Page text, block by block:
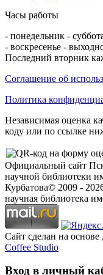
Часы работы
- понедельник -
- воскресенье -
Последний вторник
Соглашение об
Политика
Независимая оценка
коду или по ссылке
Официальный сайт
научной библиотеки
Курбатова© 2009 -
научная библиотека
Сайт сделан на основе
Coffee Studio
Вход в личный